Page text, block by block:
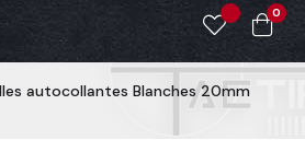
0
autocollantes Blanches 20mm